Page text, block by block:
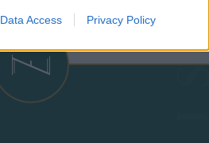
Data Access Privacy Policy